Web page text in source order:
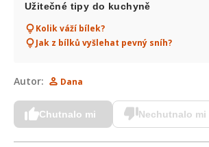
Užitečné tipy do kuchyně
Kolik váží bílek?
Jak z bílků vyšlehat pevný sníh?
Autor: Dana
Chutnalo mi Nechutnalo mi